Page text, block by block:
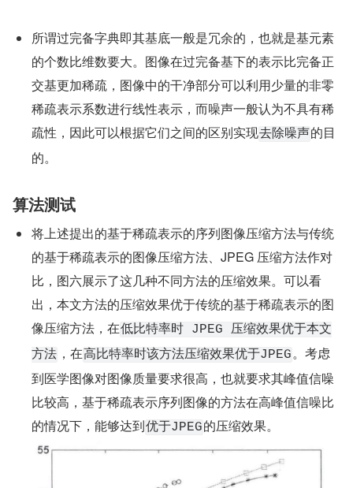
所谓过完备字典即其基底一般是冗余的，也就是基元素
的个数比维数要大。图像在过完备基下的表示比完备正
交基更加稀疏，图像中的干净部分可以利用少量的非零
稀疏表示系数进行线性表示，而噪声一般认为不具有稀
疏性，因此可以根据它们之间的区别实现去除噪声的目
的。
算法测试
将上述提出的基于稀疏表示的序列图像压缩方法与传统
的基于稀疏表示的图像压缩方法、JPEG 压缩方法作对
比，图六展示了这几种不同方法的压缩效果。可以看
出，本文方法的压缩效果优于传统的基于稀疏表示的图
像压缩方法，在低比特率时 JPEG 压缩效果优于本文
方法 ，在高比特率时该方法压缩效果优于JPEG。考虑
到医学图像对图像质量要求很高，也就要求其峰值信噪
比较高，基于稀疏表示序列图像的方法在高峰值信噪比
的情况下，能够达到优于JPEG的压缩效果。